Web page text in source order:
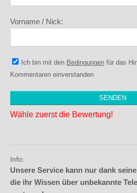
Vorname / Nick:
Ich bin mit den Bedingungen für das
Kommentaren einverstanden
Wähle zuerst die Bewertung!
Info:
Unsere Service kann nur dank
die ihr Wissen über unbekannte